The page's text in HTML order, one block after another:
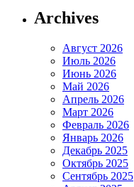
Archives
Август 2026
Июль 2026
Июнь 2026
Май 2026
Апрель 2026
Март 2026
Февраль 2026
Январь 2026
Декабрь 2025
Октябрь 2025
Сентябрь 2025